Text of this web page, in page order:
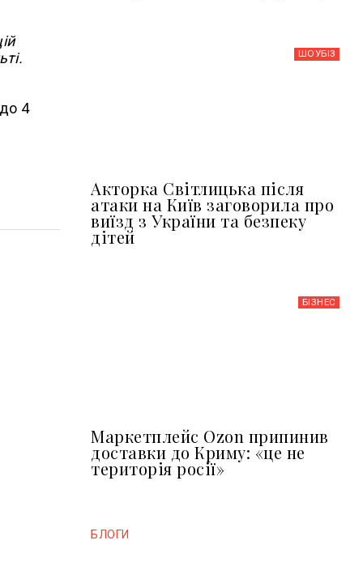
4
ШОУБIЗ
Акторка Світлицька після
атаки на Київ заговорила про
виїзд з України та безпеку
дітей
БІЗНЕС
Маркетплейс Ozon припинив
доставки до Криму: «це не
територія росії»
БЛОГИ